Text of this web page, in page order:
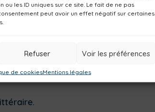
les ID uniques sur ce site. Le fait de ne pas
peut avoir un effet négatif sur certaines
Refuser Voir les préférences
de cookiesMentions légales
.